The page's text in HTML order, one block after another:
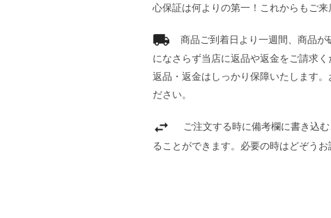
心保証は何よりの第一！これからもご来
商品ご到着日より一週間、商品
になさらず当店に返品や返金をご請求
返品・返金はしっかり保障いたします
ださい。
ご注文する時に備考欄に書き込
ることができます。必要の時はどぞうお